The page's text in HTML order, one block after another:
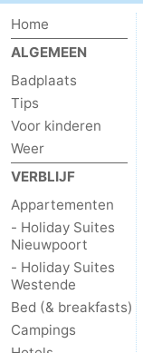
Home
ALGEMEEN
Badplaats
Tips
Voor kinderen
Weer
VERBLIJF
Appartementen
- Holiday Suites
Nieuwpoort
- Holiday Suites
Westende
Bed (& breakfasts)
Campings